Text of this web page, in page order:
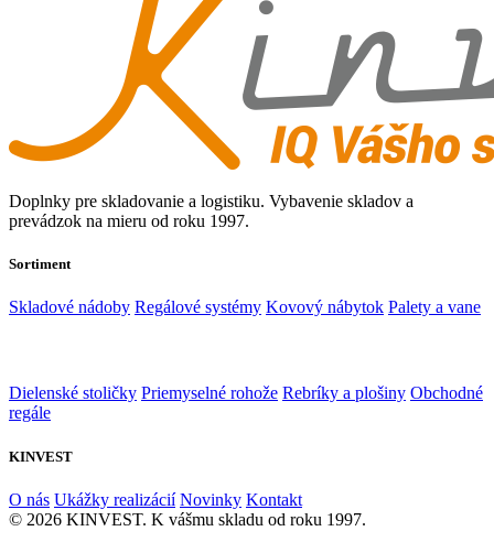
Doplnky pre skladovanie a logistiku. Vybavenie skladov a
prevádzok na mieru od roku 1997.
Sortiment
Skladové nádoby Regálové systémy Kovový nábytok Palety a vane
Dielenské stoličky Priemyselné rohože Rebríky a plošiny Obchodné
regále
KINVEST
O nás Ukážky realizácií Novinky Kontakt
© 2026 KINVEST. K vášmu skladu od roku 1997.